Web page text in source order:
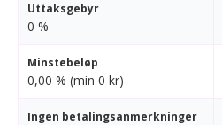
Uttaksgebyr
0 %
Minstebeløp
0,00 % (min 0 kr)
Ingen betalingsanmerkninger